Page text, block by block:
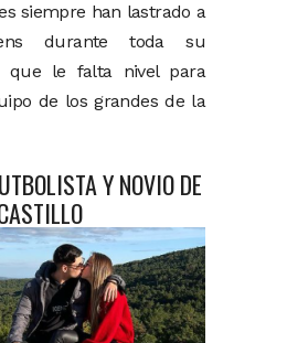
siempre han lastrado a
durante toda su
que le falta nivel para
de los grandes de la
Y NOVIO DE